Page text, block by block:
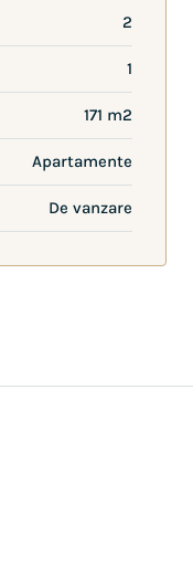
2
1
171 m2
Apartamente
De vanzare